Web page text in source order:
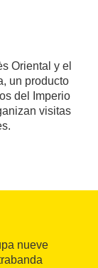
Oriental y el
un producto
del Imperio
visitas
nueve